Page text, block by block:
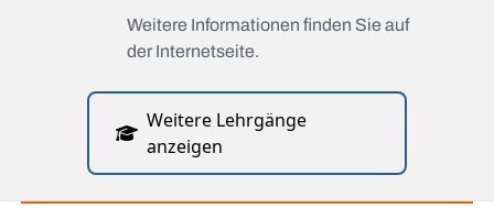
Weitere Informationen finden Sie auf
der Internetseite.
Weitere Lehrgänge
anzeigen